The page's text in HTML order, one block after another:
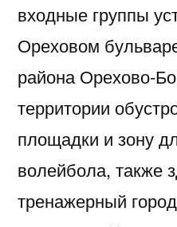
входные группы
Ореховом
района Орехово-
территории
площадки и зону
волейбола, также
тренажерный